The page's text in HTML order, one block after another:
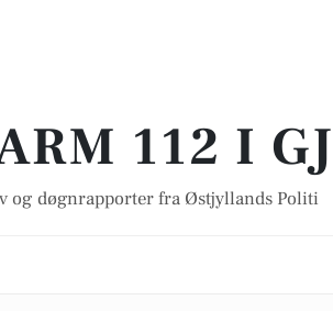
112 I
og døgnrapporter fra Østjyllands Politi